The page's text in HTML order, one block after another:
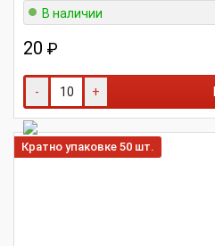
В наличии
20 ₽
- +
Кратно упаковке 50 шт.